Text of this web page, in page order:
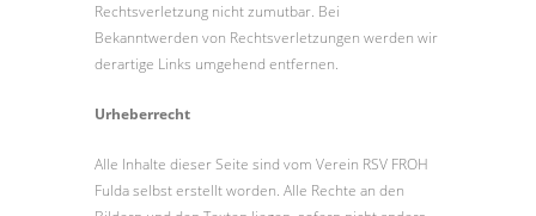
Rechtsverletzung nicht zumutbar. Bei
Bekanntwerden von Rechtsverletzungen werden wir
derartige Links umgehend entfernen.
Urheberrecht
Alle Inhalte dieser Seite sind vom Verein RSV FROH
Fulda selbst erstellt worden. Alle Rechte an den